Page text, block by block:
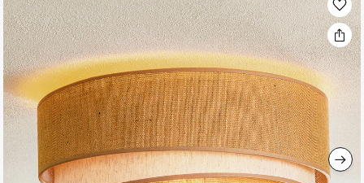
to
the
end
of
the
images
gallery